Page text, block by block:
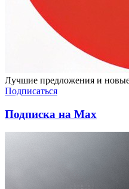
Лучшие предложения и
Подписаться
Подписка на Max